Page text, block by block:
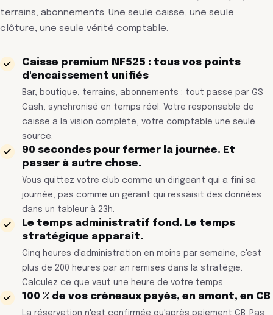
terrains, abonnements. Une seule caisse, une seule
clôture, une seule vérité comptable.
Caisse premium NF525 : tous vos points
d'encaissement unifiés
Bar, boutique, terrains, abonnements : tout passe par GS
Cash, synchronisé en temps réel. Votre responsable de
caisse a la vision complète, votre comptable une seule
source.
90 secondes pour fermer la journée. Et
passer à autre chose.
Vous quittez votre club comme un dirigeant qui a fini sa
journée, pas comme un gérant qui ressaisit des données
dans un tableur à 23h.
Le temps administratif fond. Le temps
stratégique apparaît.
Cinq heures d'administration en moins par semaine, c'est
plus de 200 heures par an remises dans la stratégie.
Calculez ce que vaut une heure de votre temps.
100 % de vos créneaux payés, en amont, en CB
La réservation n'est confirmée qu'après paiement CB. Pas